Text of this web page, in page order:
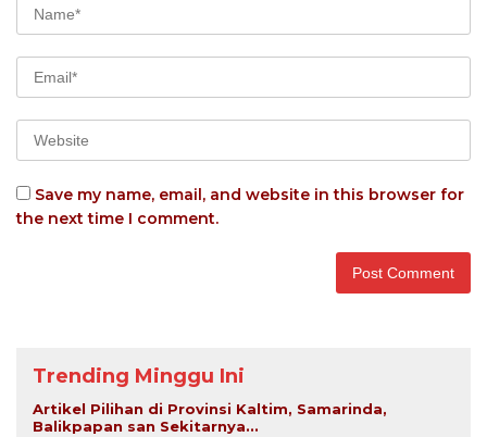
Save my name, email, and website in this browser for
the next time I comment.
Trending Minggu Ini
Artikel Pilihan di Provinsi Kaltim, Samarinda,
Balikpapan san Sekitarnya...